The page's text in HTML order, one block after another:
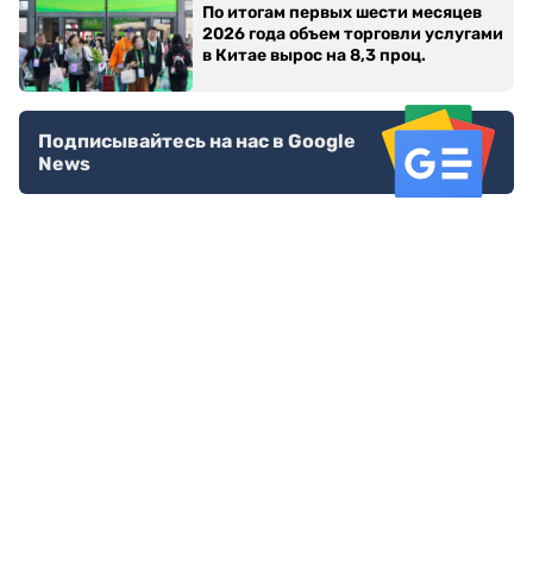
По итогам первых шести месяцев
2026 года объем торговли услугами
в Китае вырос на 8,3 проц.
Подписывайтесь на нас в Google
News